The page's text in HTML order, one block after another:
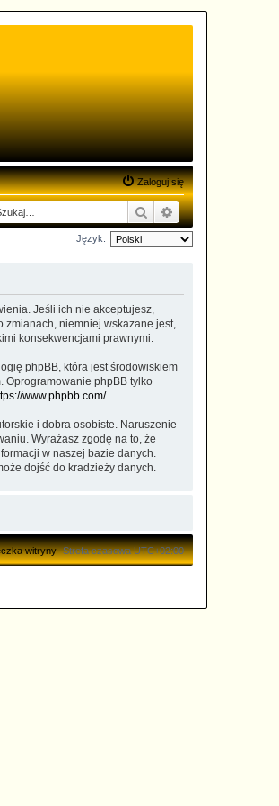
Zaloguj się
SzukajWyszukiwanie
Język:
Jeśli ich nie akceptujesz,
zmianach, niemniej wskazane jest,
konsekwencjami prawnymi.
phpBB, która jest środowiskiem
. Oprogramowanie phpBB tylko
www.phpbb.com/.
i dobra osobiste. Naruszenie
Wyrażasz zgodę na to, że
w naszej bazie danych.
dojść do kradzieży danych.
Strefa czasowaUTC+02:00
witryny